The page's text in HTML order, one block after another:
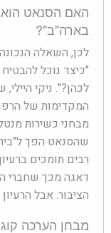
האם הסנאט הוא
בארה"ב"?
לכן, השאלה
"כיצד נוכל להבטיח
לכהן?". ניקי
המקדימות של
שהסנאט הפך ל"בית
רבים תומכים
דאגה מכך שחברי
הציבור. אבל הרעיון
מבחן הערכה